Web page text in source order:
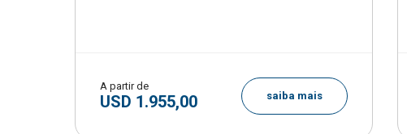
A partir de
USD 1.955,00 saiba mais